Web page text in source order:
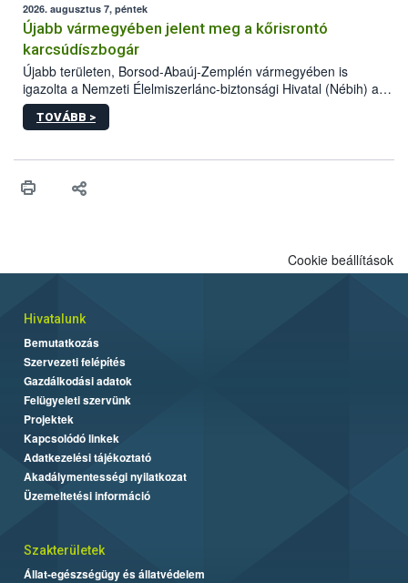
összegyűjtötte az illegális növényvédő szerek kapcsán
előforduló árulkodó jeleket, valamint a webáruházakból való
vásárlás kockázatait.
2026. augusztus 7, péntek
Újabb vármegyében jelent meg a kőrisrontó
karcsúdíszbogár
Újabb területen, Borsod-Abaúj-Zemplén vármegyében is
igazolta a Nemzeti Élelmiszerlánc-biztonsági Hivatal (Nébih) a
kőrisrontó karcsúdíszbogár (Agrilus planipennis) jelenlétét. A
kártevőt nem csak színcsapdában találták meg, de már fertőzött
az intenzív felderítést, emellett az intézkedéseket a szlovák
TOVÁBB >
Cookie beállítások
Hivatalunk
Bemutatkozás
Szervezeti felépítés
Gazdálkodási adatok
Felügyeleti szervünk
Projektek
Kapcsolódó linkek
Adatkezelési tájékoztató
Akadálymentességi nyilatkozat
Üzemeltetési információ
Szakterületek
Állat-egészségügy és állatvédelem